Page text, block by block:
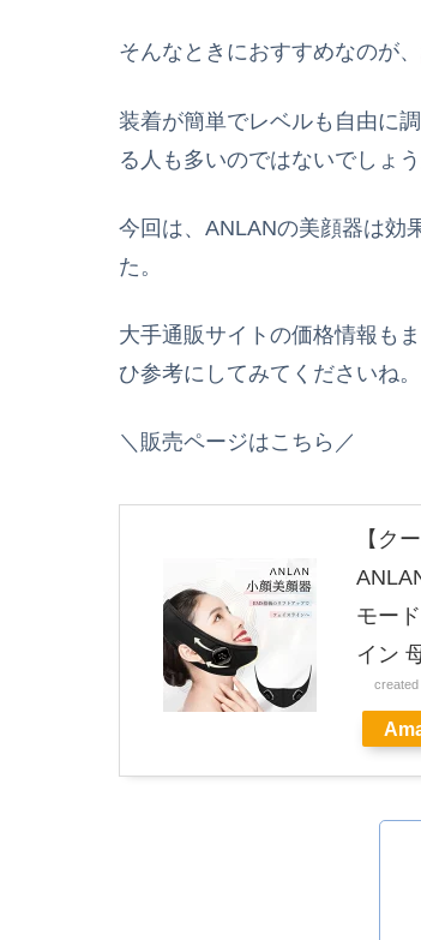
そんなときにおすすめなのが、
装着が簡単でレベルも自由に
る人も多いのではないでしょう
今回は、ANLANの美顔器は効
た。
大手通販サイトの価格情報も
ひ参考にしてみてくださいね。
＼販売ページはこちら／
【ク
モー
イン
created